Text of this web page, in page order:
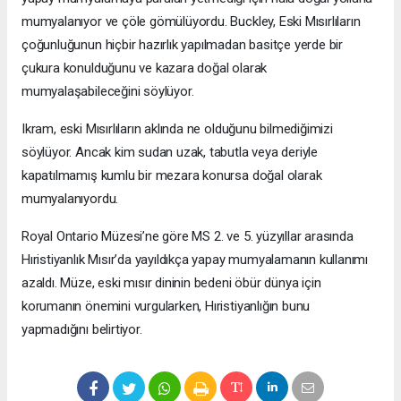
mumyalanıyor ve çöle gömülüyordu. Buckley, Eski Mısırlıların
çoğunluğunun hiçbir hazırlık yapılmadan basitçe yerde bir
çukura konulduğunu ve kazara doğal olarak
mumyalaşabileceğini söylüyor.
Ikram, eski Mısırlıların aklında ne olduğunu bilmediğimizi
söylüyor. Ancak kim sudan uzak, tabutla veya deriyle
kapatılmamış kumlu bir mezara konursa doğal olarak
mumyalanıyordu.
Royal Ontario Müzesi’ne göre MS 2. ve 5. yüzyıllar arasında
Hıristiyanlık Mısır’da yayıldıkça yapay mumyalamanın kullanımı
azaldı. Müze, eski mısır dininin bedeni öbür dünya için
korumanın önemini vurgularken, Hıristiyanlığın bunu
yapmadığını belirtiyor.